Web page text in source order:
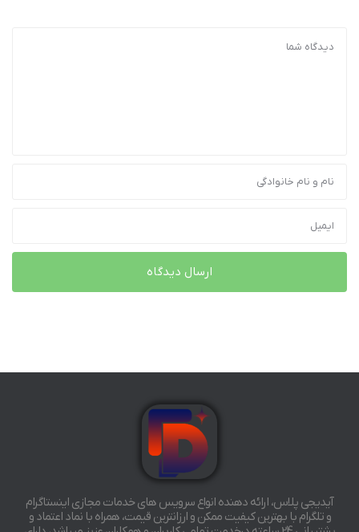
آیدیجی پلاس، ارائه دهنده انواع سرویس های خدمات مجازی اینستاگرام
و تلگرام با بهترین کیفیت ممکن و ارزانترین قیمت، همراه با نماد اعتماد و